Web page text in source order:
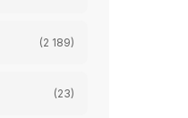
(2 189)
(23)